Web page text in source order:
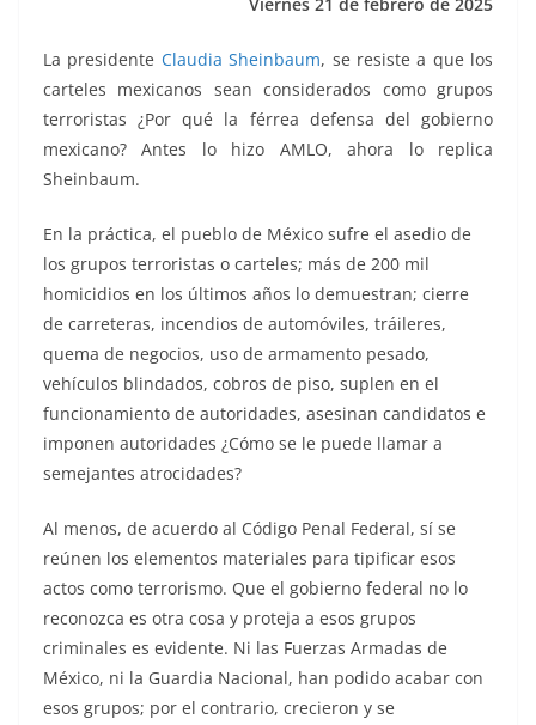
La presidente Claudia Sheinbaum, se resiste a que los
carteles mexicanos sean considerados como grupos
terroristas ¿Por qué la férrea defensa del gobierno
mexicano? Antes lo hizo AMLO, ahora lo replica
Sheinbaum.
En la práctica, el pueblo de México sufre el asedio de
los grupos terroristas o carteles; más de 200 mil
homicidios en los últimos años lo demuestran; cierre
de carreteras, incendios de automóviles, tráileres,
quema de negocios, uso de armamento pesado,
vehículos blindados, cobros de piso, suplen en el
funcionamiento de autoridades, asesinan candidatos e
imponen autoridades ¿Cómo se le puede llamar a
semejantes atrocidades?
Al menos, de acuerdo al Código Penal Federal, sí se
reúnen los elementos materiales para tipificar esos
actos como terrorismo. Que el gobierno federal no lo
reconozca es otra cosa y proteja a esos grupos
criminales es evidente. Ni las Fuerzas Armadas de
México, ni la Guardia Nacional, han podido acabar con
esos grupos; por el contrario, crecieron y se